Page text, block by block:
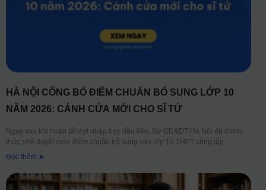
HÀ NỘI CÔNG BỐ ĐIỂM CHUẨN BỔ SUNG LỚP 10
NĂM 2026: CÁNH CỬA MỚI CHO SĨ TỬ
Ngay sau khi hoàn tất đợt nhập học đầu tiên, Sở GD&ĐT Hà Nội đã chính
thức phê duyệt mức điểm chuẩn bổ sung vào lớp 10 THPT công lập
Đọc thêm ➤